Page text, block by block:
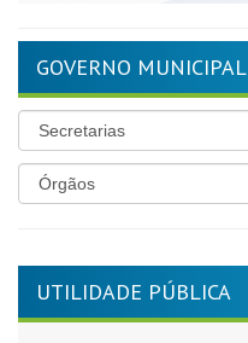
GOVERNO MUNICIPAL
UTILIDADE PÚBLICA